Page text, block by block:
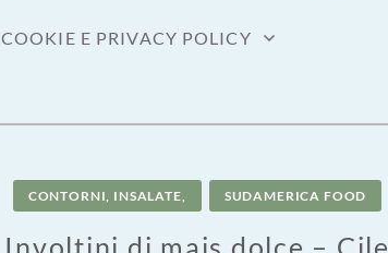
COOKIE E PRIVACY POLICY
CONTORNI, INSALATE, SUDAMERICA FOOD
Involtini di mais dolce – Cile